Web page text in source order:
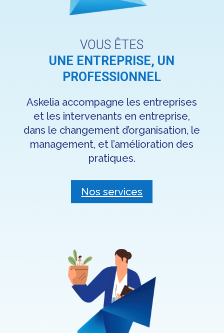
VOUS ÊTES
UNE ENTREPRISE, UN
PROFESSIONNEL
Askelia accompagne les entreprises
et les intervenants en entreprise,
dans le changement d’organisation, le
management, et l’amélioration des
pratiques.
Nos services